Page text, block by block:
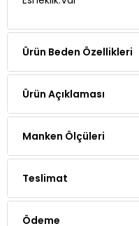
Ürün Beden Özellikleri
Ürün Açıklaması
Manken Ölçüleri
Teslimat
Ödeme